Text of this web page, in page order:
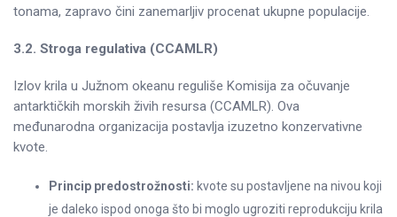
tonama, zapravo čini zanemarljiv procenat ukupne populacije.
3.2. Stroga regulativa (CCAMLR)
Izlov krila u Južnom okeanu reguliše Komisija za očuvanje
antarktičkih morskih živih resursa (CCAMLR). Ova
međunarodna organizacija postavlja izuzetno konzervativne
kvote.
Princip predostrožnosti: kvote su postavljene na nivou koji
je daleko ispod onoga što bi moglo ugroziti reprodukciju krila